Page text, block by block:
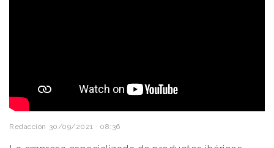
Redacción 30/09/2021 · 08:36